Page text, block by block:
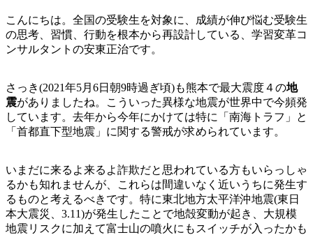
こんにちは。全国の受験生を対象に、成績が伸び悩む受験生
の思考、習慣、行動を根本から再設計している、学習変革コ
ンサルタントの安東正治です。
さっき(2021年5月6日朝9時過ぎ頃)も熊本で最大震度４の地
震がありましたね。こういった異様な地震が世界中で今頻発
しています。去年から今年にかけては特に「南海トラフ」と
「首都直下型地震」に関する警戒が求められています。
いまだに来るよ来るよ詐欺だと思われている方もいらっしゃ
るかも知れませんが、これらは間違いなく近いうちに発生す
るものと考えるべきです。特に東北地方太平洋沖地震(東日
本大震災、3.11)が発生したことで地殻変動が起き、大規模
地震リスクに加えて富士山の噴火にもスイッチが入ったかも